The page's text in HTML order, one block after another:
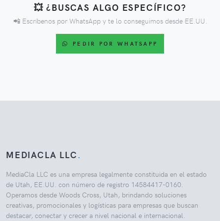
💥 ¿BUSCAS ALGO ESPECÍFICO?
📲 Escríbenos por WhatsApp y te lo conseguimos desde EE.UU.
PEDIR POR WHATSAPP
MEDIACLA LLC.
MediaCla LLC es una empresa legalmente constituida en el estado
de Utah, EE.UU. con número de registro 14584417-0160.
Operamos desde Woods Cross, Utah, brindando soluciones
creativas, promocionales y logísticas para empresas que buscan
destacar, conectar y crecer a nivel nacional e internacional.